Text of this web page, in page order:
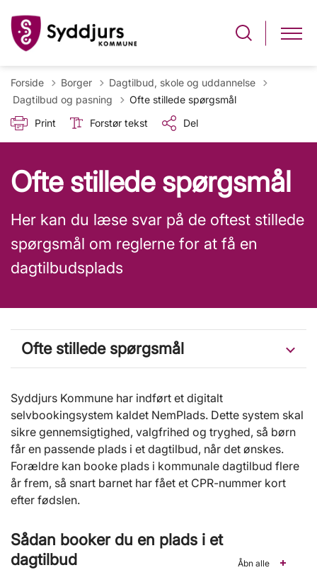
Forside Borger
Dagtilbud, skole og uddannelse
Tilbage til
Dagtilbud og pasning
Ofte stillede spørgsmål
Print
Forstør tekst Del
Ofte stillede spørgsmål
Her kan du læse svar på de oftest stillede
spørgsmål om reglerne for at få en
dagtilbudsplads
Ofte stillede spørgsmål
Syddjurs Kommune har indført et digitalt
selvbookingsystem kaldet NemPlads. Dette system skal
sikre gennemsigtighed, valgfrihed og tryghed, så børn
får en passende plads i et dagtilbud, når det ønskes.
Forældre kan booke plads i kommunale dagtilbud flere
år frem, så snart barnet har fået et CPR-nummer kort
efter fødslen.
Sådan booker du en plads i et
dagtilbud
Åbn alle